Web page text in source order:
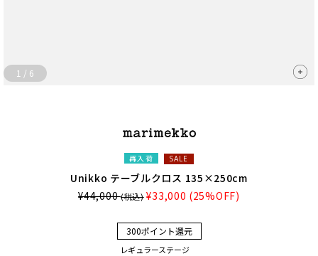
1 / 6
再入荷 SALE
Unikko テーブルクロス 135×250cm
¥44,000(税込) ¥33,000 (25%OFF)
300ポイント還元
レギュラーステージ